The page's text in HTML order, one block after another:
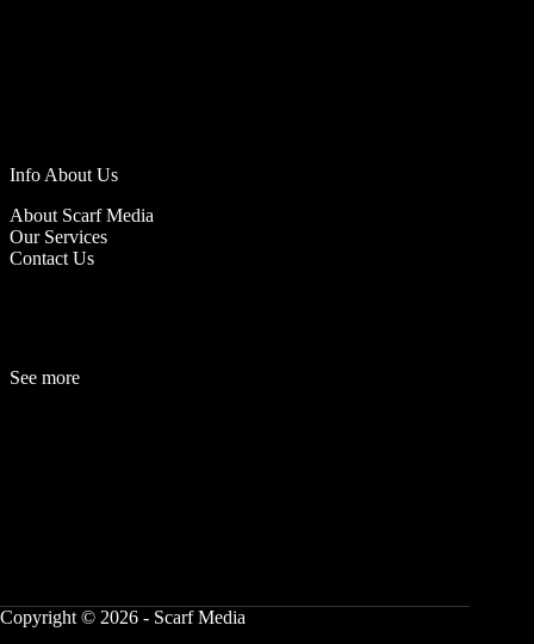
Info About Us
About Scarf Media
Our Services
Contact Us
See more
Copyright © 2026 - Scarf Media